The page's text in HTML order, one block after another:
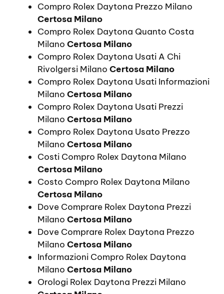
Compro Rolex Daytona Prezzo Milano
Certosa Milano
Compro Rolex Daytona Quanto Costa
Milano Certosa Milano
Compro Rolex Daytona Usati A Chi
Rivolgersi Milano Certosa Milano
Compro Rolex Daytona Usati Informazioni
Milano Certosa Milano
Compro Rolex Daytona Usati Prezzi
Milano Certosa Milano
Compro Rolex Daytona Usato Prezzo
Milano Certosa Milano
Costi Compro Rolex Daytona Milano
Certosa Milano
Costo Compro Rolex Daytona Milano
Certosa Milano
Dove Comprare Rolex Daytona Prezzi
Milano Certosa Milano
Dove Comprare Rolex Daytona Prezzo
Milano Certosa Milano
Informazioni Compro Rolex Daytona
Milano Certosa Milano
Orologi Rolex Daytona Prezzi Milano